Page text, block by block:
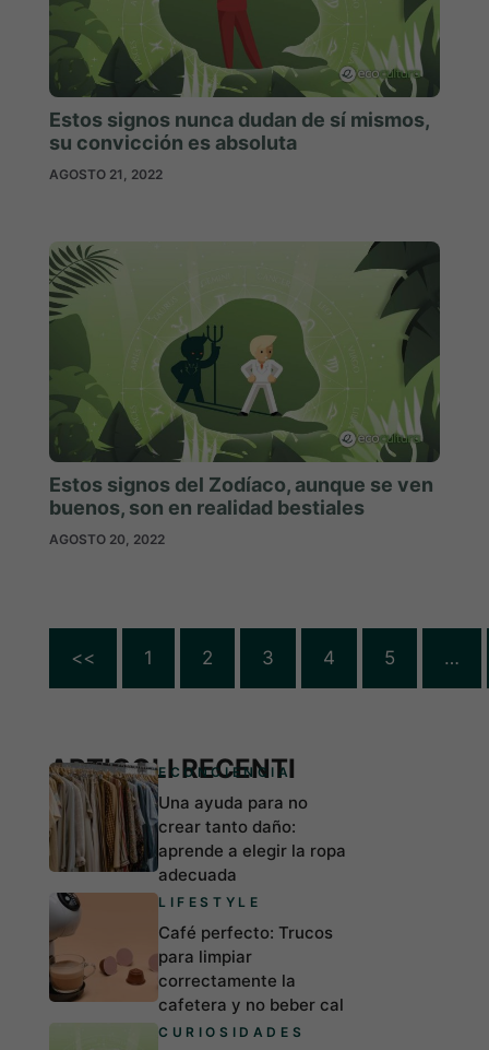
Estos signos nunca dudan de sí mismos,
su convicción es absoluta
AGOSTO 21, 2022
Estos signos del Zodíaco, aunque se ven
buenos, son en realidad bestiales
AGOSTO 20, 2022
<< 1 2 3 4 5 …
ARTICOLI RECENTI
ECONCIENCIA
Una ayuda para no
crear tanto daño:
aprende a elegir la ropa
adecuada
LIFESTYLE
Café perfecto: Trucos
para limpiar
correctamente la
cafetera y no beber cal
CURIOSIDADES